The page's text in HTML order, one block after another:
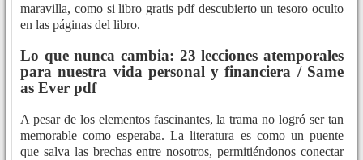
maravilla, como si libro gratis pdf descubierto un tesoro oculto
en las páginas del libro.
Lo que nunca cambia: 23 lecciones atemporales
para nuestra vida personal y financiera / Same
as Ever pdf
A pesar de los elementos fascinantes, la trama no logró ser tan
memorable como esperaba. La literatura es como un puente
que salva las brechas entre nosotros, permitiéndonos conectar